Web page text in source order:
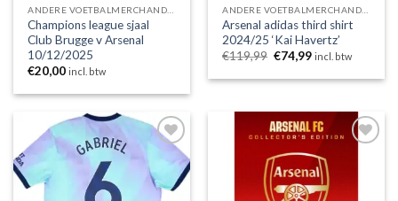
Champions league sjaal
Club Brugge v Arsenal
10/12/2025
€20,00 incl. btw
Arsenal adidas third shirt
2024/25 ‘Kai Havertz’
€119,99 Oorspronkelijke
was:
€74,99Huidige
is:
incl. btw
Toevoegen
aan
wenslijst
Toevoegen